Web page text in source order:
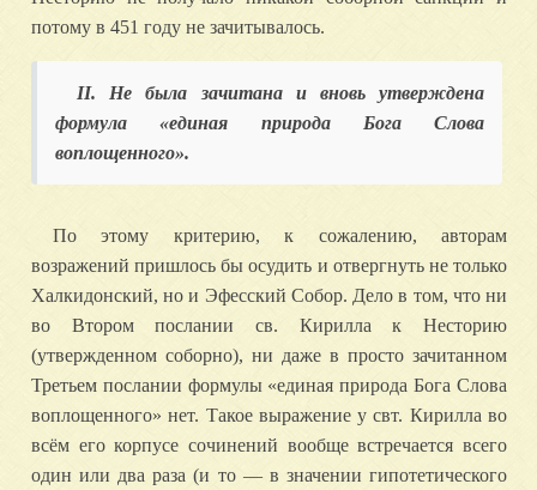
потому в 451 году не зачитывалось.
II. Не была зачитана и вновь утверждена
формула «единая природа Бога Слова
воплощенного».
По этому критерию, к сожалению, авторам
возражений пришлось бы осудить и отвергнуть не только
Халкидонский, но и Эфесский Собор. Дело в том, что ни
во Втором послании св. Кирилла к Несторию
(утвержденном соборно), ни даже в просто зачитанном
Третьем послании формулы «единая природа Бога Слова
воплощенного» нет. Такое выражение у свт. Кирилла во
всём его корпусе сочинений вообще встречается всего
один или два раза (и то — в значении гипотетического